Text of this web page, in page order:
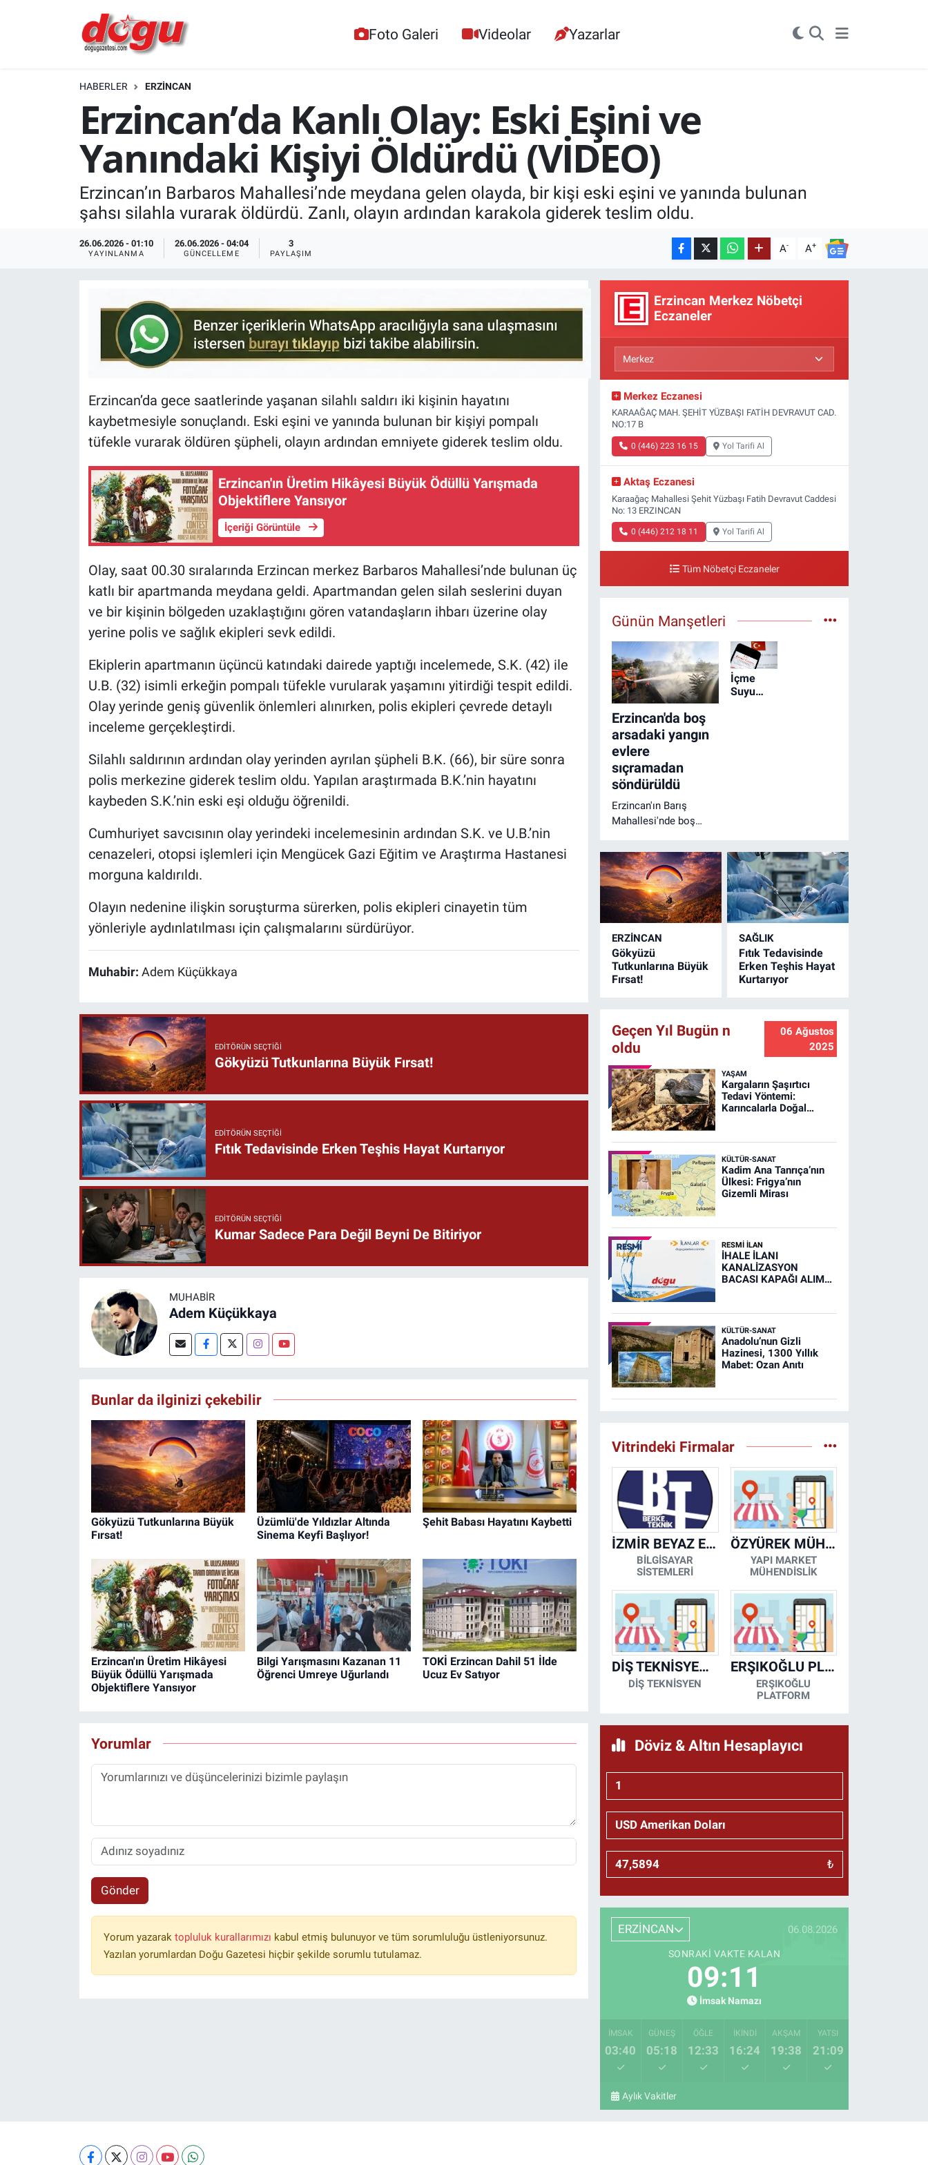
Foto Galeri Videolar Yazarlar
HABERLER ERZINCAN
Erzincan’da Kanlı Olay: Eski Eşini ve
Yanındaki Kişiyi Öldürdü (VİDEO)
Erzincan’ın Barbaros Mahallesi’nde meydana gelen olayda, bir kişi eski eşini ve yanında bulunan
şahsı silahla vurarak öldürdü. Zanlı, olayın ardından karakola giderek teslim oldu.
26.06.2026 - 01:10
YAYINLANMA
26.06.2026 - 04:04
GÜNCELLEME
3
PAYLAŞIM A- A+
Erzincan’da gece saatlerinde yaşanan silahlı saldırı iki kişinin hayatını
kaybetmesiyle sonuçlandı. Eski eşini ve yanında bulunan bir kişiyi pompalı
tüfekle vurarak öldüren şüpheli, olayın ardından emniyete giderek teslim oldu.
Erzincan'ın Üretim Hikâyesi Büyük Ödüllü Yarışmada
Objektiflere Yansıyor
İçeriği Görüntüle
Olay, saat 00.30 sıralarında Erzincan merkez Barbaros Mahallesi’nde bulunan üç
katlı bir apartmanda meydana geldi. Apartmandan gelen silah seslerini duyan
ve bir kişinin bölgeden uzaklaştığını gören vatandaşların ihbarı üzerine olay
yerine polis ve sağlık ekipleri sevk edildi.
Ekiplerin apartmanın üçüncü katındaki dairede yaptığı incelemede, S.K. (42) ile
U.B. (32) isimli erkeğin pompalı tüfekle vurularak yaşamını yitirdiği tespit edildi.
Olay yerinde geniş güvenlik önlemleri alınırken, polis ekipleri çevrede detaylı
inceleme gerçekleştirdi.
Silahlı saldırının ardından olay yerinden ayrılan şüpheli B.K. (66), bir süre sonra
polis merkezine giderek teslim oldu. Yapılan araştırmada B.K.’nin hayatını
kaybeden S.K.’nin eski eşi olduğu öğrenildi.
Cumhuriyet savcısının olay yerindeki incelemesinin ardından S.K. ve U.B.’nin
cenazeleri, otopsi işlemleri için Mengücek Gazi Eğitim ve Araştırma Hastanesi
morguna kaldırıldı.
Olayın nedenine ilişkin soruşturma sürerken, polis ekipleri cinayetin tüm
yönleriyle aydınlatılması için çalışmalarını sürdürüyor.
Muhabir: Adem Küçükkaya
EDITÖRÜN SEÇTIĞI
Gökyüzü Tutkunlarına Büyük Fırsat!
EDITÖRÜN SEÇTIĞI
Fıtık Tedavisinde Erken Teşhis Hayat Kurtarıyor
EDITÖRÜN SEÇTIĞI
Kumar Sadece Para Değil Beyni De Bitiriyor
MUHABIR
Adem Küçükkaya
Bunlar da ilginizi çekebilir
Gökyüzü Tutkunlarına Büyük
Fırsat!
Üzümlü'de Yıldızlar Altında
Sinema Keyfi Başlıyor!
Şehit Babası Hayatını Kaybetti
Erzincan'ın Üretim Hikâyesi
Büyük Ödüllü Yarışmada
Objektiflere Yansıyor
Bilgi Yarışmasını Kazanan 11
Öğrenci Umreye Uğurlandı
TOKİ Erzincan Dahil 51 İlde
Ucuz Ev Satıyor
Yorumlar
Gönder
Yorum yazarak topluluk kurallarımızı kabul etmiş bulunuyor ve tüm sorumluluğu üstleniyorsunuz.
Yazılan yorumlardan Doğu Gazetesi hiçbir şekilde sorumlu tutulamaz.
Erzincan Merkez Nöbetçi
Eczaneler
Merkez Eczanesi
KARAAĞAÇ MAH. ŞEHİT YÜZBAŞI FATİH DEVRAVUT CAD.
NO:17 B
0 (446) 223 16 15 Yol Tarifi Al
Aktaş Eczanesi
Karaağaç Mahallesi Şehit Yüzbaşı Fatih Devravut Caddesi
No: 13 ERZINCAN
0 (446) 212 18 11 Yol Tarifi Al
Tüm Nöbetçi Eczaneler
Günün Manşetleri
Erzincan'da boş
arsadaki yangın
evlere
sıçramadan
söndürüldü
Erzincan'ın Barış
Mahallesi'nde boş
itfaiye ekiplerinin hızlı
müdahalesi sayesinde
çevredeki evlere
ulaşmadan kontrol
altına alındı.
İçme
Suyu
ERZINCAN
Gökyüzü
Tutkunlarına Büyük
Fırsat!
SAĞLIK
Fıtık Tedavisinde
Erken Teşhis Hayat
Kurtarıyor
Geçen Yıl Bugün n
oldu
06 Ağustos
2025
YAŞAM
Kargaların Şaşırtıcı
Tedavi Yöntemi:
Karıncalarla Doğal
KÜLTÜR-SANAT
Kadim Ana Tanrıça’nın
Ülkesi: Frigya’nın
Gizemli Mirası
RESMİ İLAN
İHALE İLANI
KANALİZASYON
BACASI KAPAĞI ALIM
KÜLTÜR-SANAT
Anadolu’nun Gizli
Hazinesi, 1300 Yıllık
Mabet: Ozan Anıtı
Vitrindeki Firmalar
İZMİR BEYAZ EŞYA KLİMA KOMBİ SERVİSİ
BİLGİSAYAR
SİSTEMLERİ
ÖZYÜREK MÜHENDİSLİK
YAPI MARKET
MÜHENDİSLİK
DİŞ TEKNİSYENİ- MESUT KORKMAZ
DİŞ TEKNİSYEN
ERŞIKOĞLU PLATFORM
ERŞIKOĞLU
PLATFORM
Döviz & Altın Hesaplayıcı
₺
ERZİNCAN 06.08.2026
SONRAKI VAKTE KALAN
09:10
İmsak Namazı
İMSAK
03:40
GÜNEŞ
05:18
ÖĞLE
12:33
İKINDI
16:24
AKŞAM
19:38
YATSI
21:09
Aylık Vakitler
ERZINCAN
GÜNDEM
ERZİNCAN FOTOĞRAFLARI
KÜLTÜR-SANAT
RESMİ İLAN